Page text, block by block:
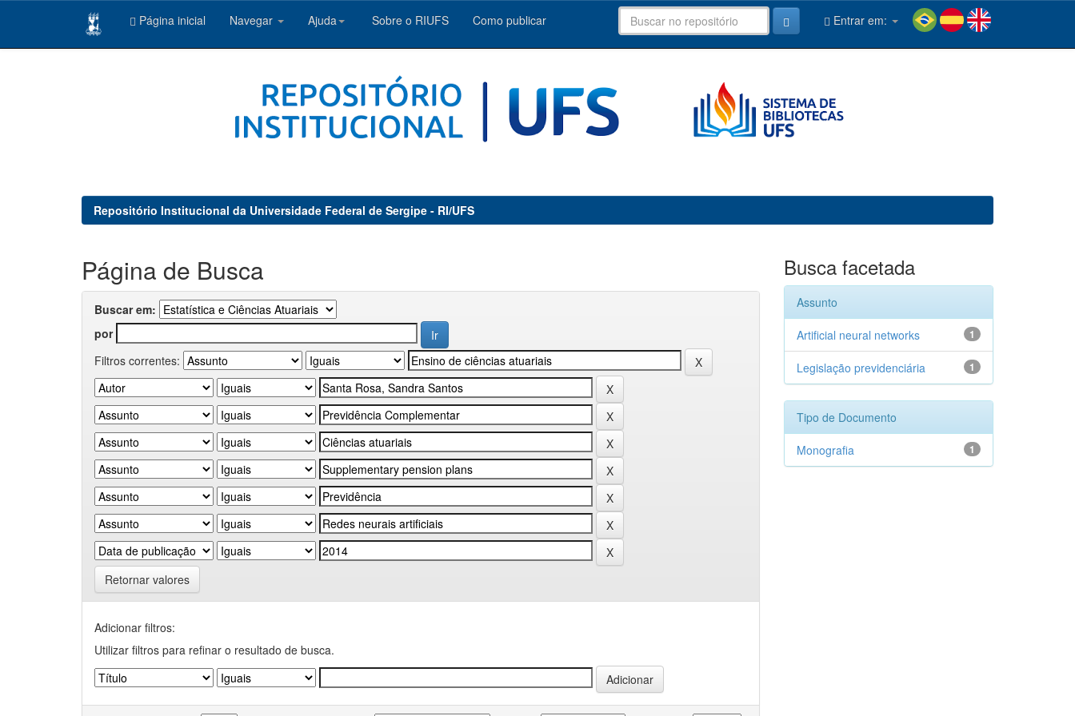
Página inicial Navegar Ajuda Sobre o RIUFS Como publicar Entrar em:
Repositório Institucional da Universidade Federal de Sergipe - RI/UFS
Página de Busca
Buscar em:
por
Filtros correntes:
Retornar valores
Adicionar filtros:
Utilizar filtros para refinar o resultado de busca.
Busca facetada
Assunto
1
Artificial neural networks
1
Legislação previdenciária
Tipo de Documento
1
Monografia